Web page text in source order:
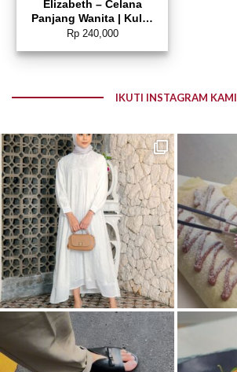
Elizabeth – Celana
Panjang Wanita | Kulot
Serut 0559-3707
Rp240,000
IKUTI INSTAGRAM KAMI